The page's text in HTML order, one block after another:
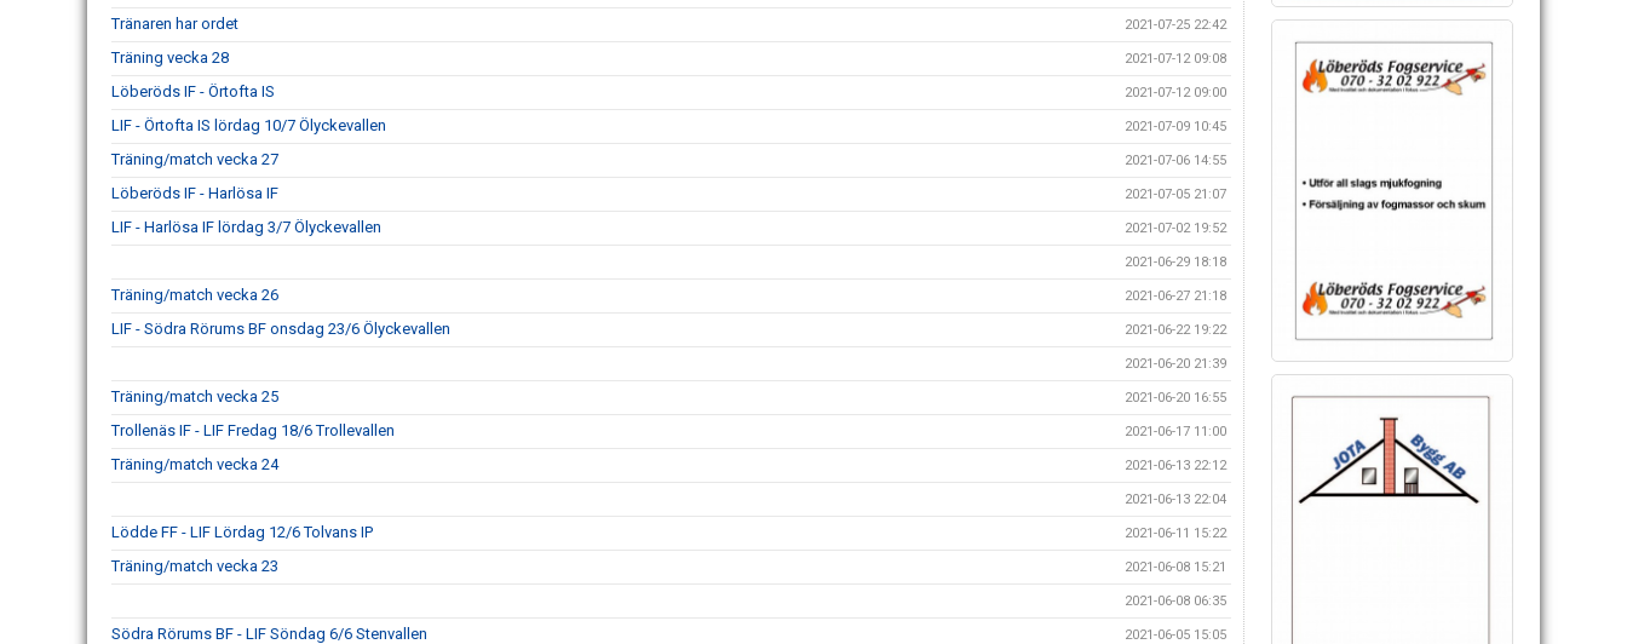
Tränaren har ordet 2021-07-25 22:42
Träning vecka 28 2021-07-12 09:08
Löberöds IF - Örtofta IS 2021-07-12 09:00
LIF - Örtofta IS lördag 10/7 Ölyckevallen 2021-07-09 10:45
Träning/match vecka 27 2021-07-06 14:55
Löberöds IF - Harlösa IF 2021-07-05 21:07
LIF - Harlösa IF lördag 3/7 Ölyckevallen 2021-07-02 19:52
2021-06-29 18:18
Träning/match vecka 26 2021-06-27 21:18
LIF - Södra Rörums BF onsdag 23/6 Ölyckevallen 2021-06-22 19:22
2021-06-20 21:39
Träning/match vecka 25 2021-06-20 16:55
Trollenäs IF - LIF Fredag 18/6 Trollevallen 2021-06-17 11:00
Träning/match vecka 24 2021-06-13 22:12
2021-06-13 22:04
Lödde FF - LIF Lördag 12/6 Tolvans IP 2021-06-11 15:22
Träning/match vecka 23 2021-06-08 15:21
2021-06-08 06:35
Södra Rörums BF - LIF Söndag 6/6 Stenvallen 2021-06-05 15:05